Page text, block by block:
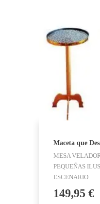
Maceta que
MESA
PEQUEÑAS
ESCENARIO
149,95 €